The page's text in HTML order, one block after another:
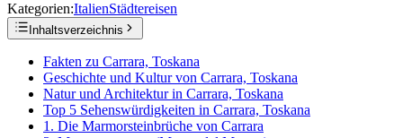
Kategorien:ItalienStädtereisen
Inhaltsverzeichnis
Fakten zu Carrara, Toskana
Geschichte und Kultur von Carrara, Toskana
Natur und Architektur in Carrara, Toskana
Top 5 Sehenswürdigkeiten in Carrara, Toskana
1. Die Marmorsteinbrüche von Carrara